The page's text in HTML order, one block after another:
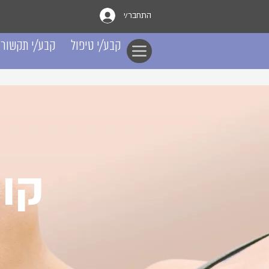
התחבר/י
קבע/י תקשור קבע/י טיפול